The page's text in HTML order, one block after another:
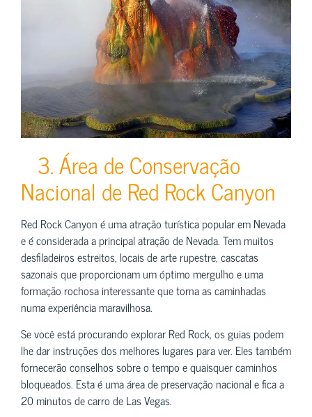
3. Área de Conservação
Nacional de Red Rock Canyon
Red Rock Canyon é uma atração turística popular em Nevada
e é considerada a principal atração de Nevada. Tem muitos
desfiladeiros estreitos, locais de arte rupestre, cascatas
sazonais que proporcionam um óptimo mergulho e uma
formação rochosa interessante que torna as caminhadas
numa experiência maravilhosa.
Se você está procurando explorar Red Rock, os guias podem
lhe dar instruções dos melhores lugares para ver. Eles também
fornecerão conselhos sobre o tempo e quaisquer caminhos
bloqueados. Esta é uma área de preservação nacional e fica a
20 minutos de carro de Las Vegas.